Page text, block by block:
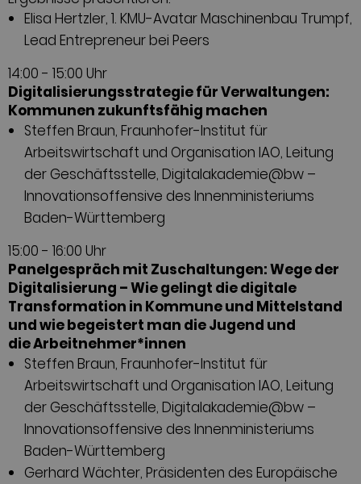
Elisa Hertzler, 1. KMU-Avatar Maschinenbau Trumpf,
Lead Entrepreneur bei Peers
14:00 - 15:00 Uhr
Digitalisierungsstrategie für Verwaltungen:
Kommunen zukunftsfähig machen
Steffen Braun, Fraunhofer-Institut für
Arbeitswirtschaft und Organisation IAO, Leitung
der Geschäftsstelle, Digitalakademie@bw –
Innovationsoffensive des Innenministeriums
Baden-Württemberg
15:00 - 16:00 Uhr
Panelgespräch mit Zuschaltungen: Wege der
Digitalisierung – Wie gelingt die digitale
Transformation in Kommune und Mittelstand
und wie begeistert man die Jugend und
die Arbeitnehmer*innen
Steffen Braun, Fraunhofer-Institut für
Arbeitswirtschaft und Organisation IAO, Leitung
der Geschäftsstelle, Digitalakademie@bw –
Innovationsoffensive des Innenministeriums
Baden-Württemberg
Gerhard Wächter, Präsidenten des Europäische